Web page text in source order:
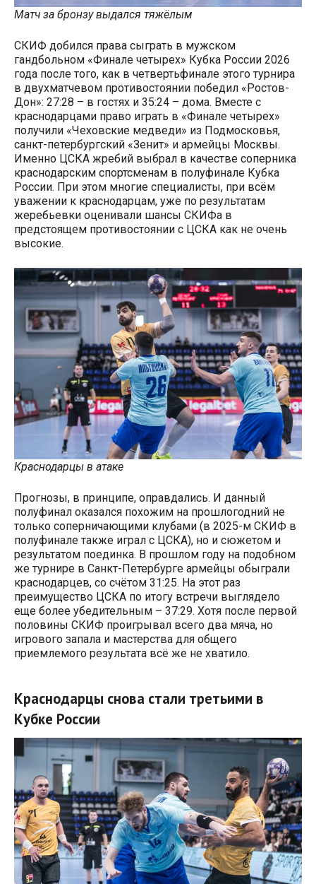
Матч за бронзу выдался тяжёлым
СКИФ добился права сыграть в мужском
гандбольном «Финале четырех» Кубка России 2026
года после того, как в четвертьфинале этого турнира
в двухматчевом противостоянии победил «Ростов-
Дон»: 27:28 – в гостях и 35:24 – дома. Вместе с
краснодарцами право играть в «Финале четырех»
получили «Чеховские медведи» из Подмосковья,
санкт-петербургский «Зенит» и армейцы Москвы.
Именно ЦСКА жребий выбрал в качестве соперника
краснодарским спортсменам в полуфинале Кубка
России. При этом многие специалисты, при всём
уважении к краснодарцам, уже по результатам
жеребьевки оценивали шансы СКИФа в
предстоящем противостоянии с ЦСКА как не очень
высокие.
Краснодарцы в атаке
Прогнозы, в принципе, оправдались. И данный
полуфинал оказался похожим на прошлогодний не
только соперничающими клубами (в 2025-м СКИФ в
полуфинале также играл с ЦСКА), но и сюжетом и
результатом поединка. В прошлом году на подобном
же турнире в Санкт-Петербурге армейцы обыграли
краснодарцев, со счётом 31:25. На этот раз
преимущество ЦСКА по итогу встречи выглядело
еще более убедительным – 37:29. Хотя после первой
половины СКИФ проигрывал всего два мяча, но
игрового запала и мастерства для общего
приемлемого результата всё же не хватило.
Краснодарцы снова стали третьими в
Кубке России